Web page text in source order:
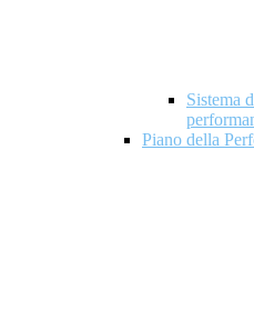
Sistema
Piano della